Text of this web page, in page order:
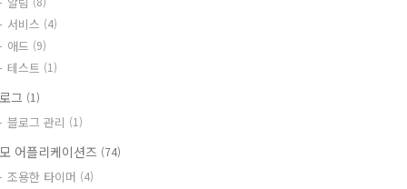
서비스 (4)
애드 (9)
테스트 (1)
그 (1)
블로그 관리 (1)
어플리케이션즈 (74)
조용한 타이머 (4)